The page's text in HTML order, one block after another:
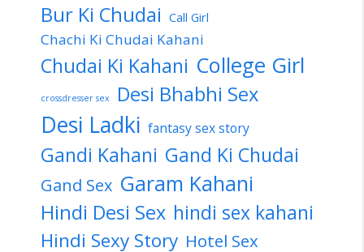
Bur Ki Chudai Call Girl
Chachi Ki Chudai Kahani
Chudai Ki Kahani College Girl
crossdresser sex Desi Bhabhi Sex
Desi Ladki fantasy sex story
Gandi Kahani Gand Ki Chudai
Gand Sex Garam Kahani
Hindi Desi Sex hindi sex kahani
Hindi Sexy Story Hotel Sex